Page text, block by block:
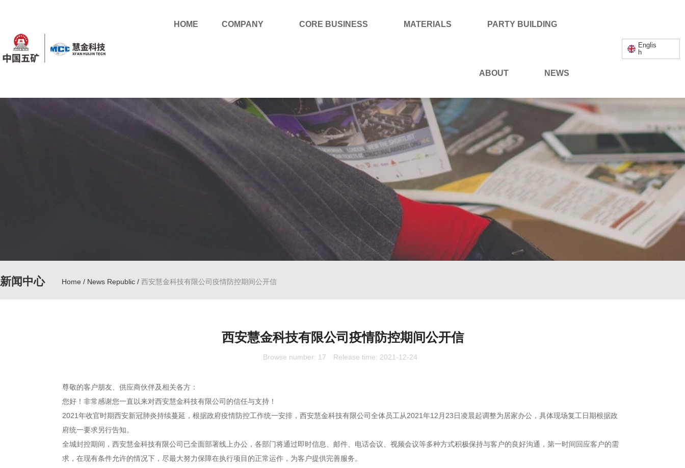
HOME COMPANY CORE BUSINESS MATERIALS PARTY BUILDING
ABOUT NEWS
Englis
h
新闻中心 Home / News Republic / 西安慧金科技有限公司疫情防控期间公开信
西安慧金科技有限公司疫情防控期间公开信
Browse number: 17 Release time: 2021-12-24
尊敬的客户朋友、供应商伙伴及相关各方：
您好！非常感谢您一直以来对西安慧金科技有限公司的信任与支持！
2021年收官时期西安新冠肺炎持续蔓延，根据政府疫情防控工作统一安排，西安慧金科技有限公司全体员工从2021年12月23日凌晨起调整为居家办公，具体现场复工日期根据政
府统一要求另行告知。
全城封控期间，西安慧金科技有限公司已全面部署线上办公，各部门将通过即时信息、邮件、电话会议、视频会议等多种方式积极保持与客户的良好沟通，第一时间回应客户的需
求，在现有条件允许的情况下，尽最大努力保障在执行项目的正常运作，为客户提供完善服务。